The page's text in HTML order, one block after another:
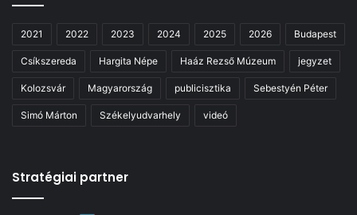
2021 2022 2023 2024 2025 2026 Budapest
Csíkszereda Hargita Népe Haáz Rezső Múzeum jegyzet
Kolozsvár Magyarország publicisztika Sebestyén Péter
Simó Márton Székelyudvarhely videó
Stratégiai partner